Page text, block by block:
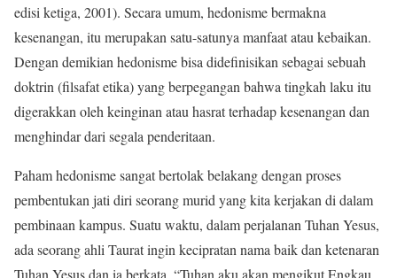
edisi ketiga, 2001). Secara umum, hedonisme bermakna
kesenangan, itu merupakan satu-satunya manfaat atau kebaikan.
Dengan demikian hedonisme bisa didefinisikan sebagai sebuah
doktrin (filsafat etika) yang berpegangan bahwa tingkah laku itu
digerakkan oleh keinginan atau hasrat terhadap kesenangan dan
menghindar dari segala penderitaan.
Paham hedonisme sangat bertolak belakang dengan proses
pembentukan jati diri seorang murid yang kita kerjakan di dalam
pembinaan kampus. Suatu waktu, dalam perjalanan Tuhan Yesus,
ada seorang ahli Taurat ingin kecipratan nama baik dan ketenaran
Tuhan Yesus dan ia berkata, “Tuhan aku akan mengikut Engkau